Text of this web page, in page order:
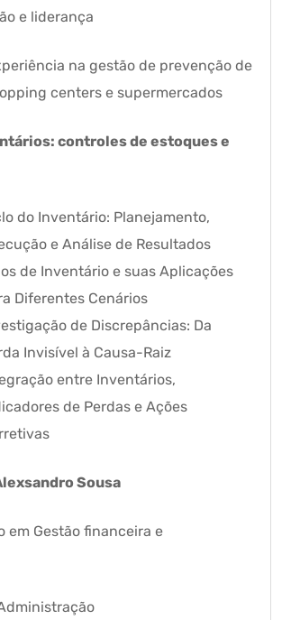
e liderança
na gestão de prevenção de
centers e supermercados
controles de estoques e
do Inventário: Planejamento,
e Análise de Resultados
de Inventário e suas Aplicações
Diferentes Cenários
de Discrepâncias: Da
Invisível à Causa-Raiz
entre Inventários,
de Perdas e Ações
Sousa
em Gestão financeira e